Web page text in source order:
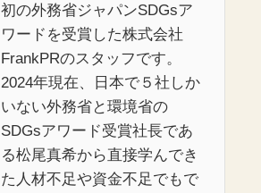
初の外務省ジャパンSDGsア
ワードを受賞した株式会社
FrankPRのスタッフです。
2024年現在、日本で５社しか
いない外務省と環境省の
SDGsアワード受賞社長であ
る松尾真希から直接学んでき
た人材不足や資金不足でもで